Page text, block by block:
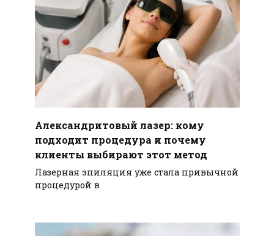
Александритовый лазер: кому
подходит процедура и почему
клиенты выбирают этот метод
Лазерная эпиляция уже стала привычной
процедурой в